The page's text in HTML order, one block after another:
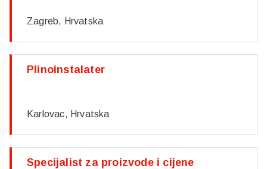
Zagreb, Hrvatska
Plinoinstalater
Karlovac, Hrvatska
Specijalist za proizvode i cijene